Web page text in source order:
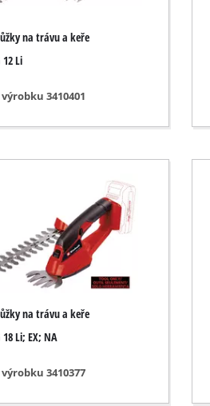
na trávu a keře
12 Li
3410401
na trávu a keře
18 Li; EX; NA
3410377